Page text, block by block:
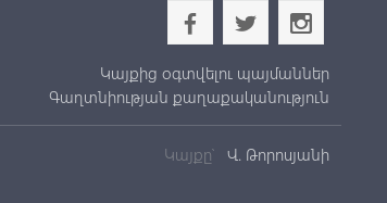
b a x
Կայքից օգտվելու պայմաններ
Գաղտնիության քաղաքականություն
Կայքը՝ Վ. Թորոսյանի